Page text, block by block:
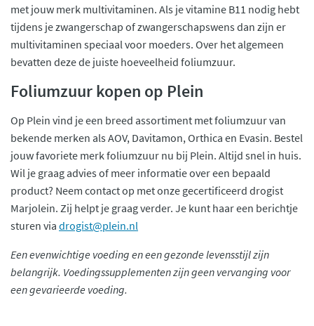
met jouw merk multivitaminen. Als je vitamine B11 nodig hebt
tijdens je zwangerschap of zwangerschapswens dan zijn er
multivitaminen speciaal voor moeders. Over het algemeen
bevatten deze de juiste hoeveelheid foliumzuur.
Foliumzuur kopen op Plein
Op Plein vind je een breed assortiment met foliumzuur van
bekende merken als AOV, Davitamon, Orthica en Evasin. Bestel
jouw favoriete merk foliumzuur nu bij Plein. Altijd snel in huis.
Wil je graag advies of meer informatie over een bepaald
product? Neem contact op met onze gecertificeerd drogist
Marjolein. Zij helpt je graag verder. Je kunt haar een berichtje
sturen via drogist@plein.nl
Een evenwichtige voeding en een gezonde levensstijl zijn
belangrijk. Voedingssupplementen zijn geen vervanging voor
een gevarieerde voeding.